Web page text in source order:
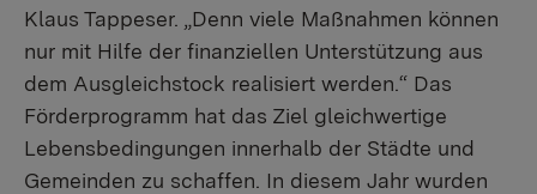
Klaus Tappeser. „Denn viele Maßnahmen können
nur mit Hilfe der finanziellen Unterstützung aus
dem Ausgleichstock realisiert werden.“ Das
Förderprogramm hat das Ziel gleichwertige
Lebensbedingungen innerhalb der Städte und
Gemeinden zu schaffen. In diesem Jahr wurden